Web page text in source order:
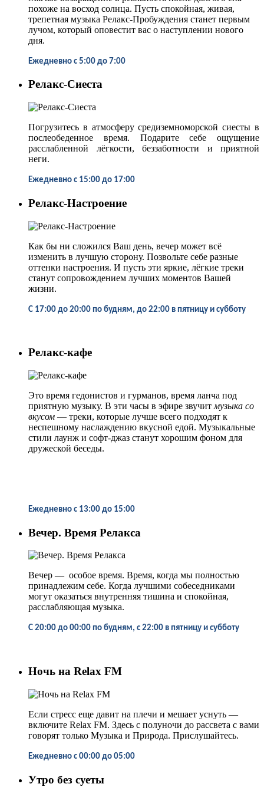
похоже на восход солнца. Пусть спокойная, живая,
трепетная музыка Релакс-Пробуждения станет первым
лучом, который оповестит вас о наступлении нового
дня.
Ежедневно с 5:00 до 7:00
Релакс-Сиеста
Погрузитесь в атмосферу средиземноморской сиесты в
послеобеденное время. Подарите себе ощущение
расслабленной лёгкости, беззаботности и приятной
неги.
Ежедневно с 15:00 до 17:00
Релакс-Настроение
Как бы ни сложился Ваш день, вечер может всё
изменить в лучшую сторону. Позвольте себе разные
оттенки настроения. И пусть эти яркие, лёгкие треки
станут сопровождением лучших моментов Вашей
жизни.
С 17:00 до 20:00 по будням, до 22:00 в пятницу и субботу
Релакс-кафе
Это время гедонистов и гурманов, время ланча под
приятную музыку. В эти часы в эфире звучит музыка со
вкусом — треки, которые лучше всего подходят к
неспешному наслаждению вкусной едой. Музыкальные
стили лаунж и софт-джаз станут хорошим фоном для
дружеской беседы.
Ежедневно с 13:00 до 15:00
Вечер. Время Релакса
Вечер — особое время. Время, когда мы полностью
принадлежим себе. Когда лучшими собеседниками
могут оказаться внутренняя тишина и спокойная,
расслабляющая музыка.
С 20:00 до 00:00 по будням, с 22:00 в пятницу и субботу
Ночь на Relax FM
Если стресс еще давит на плечи и мешает уснуть —
включите Relax FM. Здесь с полуночи до рассвета с вами
говорят только Музыка и Природа. Прислушайтесь.
Ежедневно с 00:00 до 05:00
Утро без суеты